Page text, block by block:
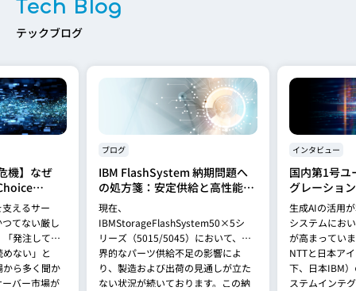
Tech Blog
テックブログ
機】なぜ
のか？
えるサー
てない厳し
発注しても
ない」と
ら多く聞か
バー市場が
ブログ
IBM FlashSystem 納期問題へ
の処方箋：安定供給と高性能を
両立する「FlashSystem
5600」への移行提案
現在、
IBMStorageFlashSystem50×5シ
リーズ（5015/5045）において、世
界的なパーツ供給不足の影響によ
り、製造および出荷の見通しが立た
ない状況が続いております。この納
インタビュー
国内第1号ユ
グレーショ
Spyre検証
基盤の最適解
生成AIの活用
システムにお
が高まってい
NTTと日本ア
下、日本IBM
ステムインテ